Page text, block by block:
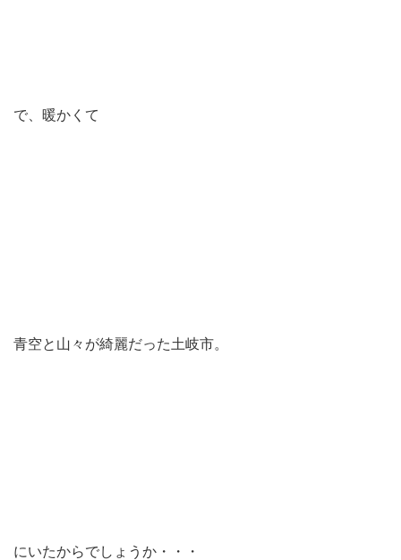
で、暖かくて
青空と山々が綺麗だった土岐市。
にいたからでしょうか・・・